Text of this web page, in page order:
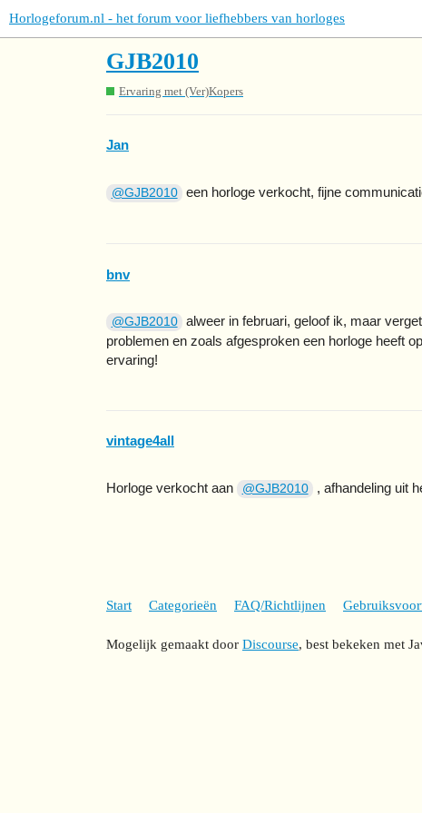
Horlogeforum.nl - het forum voor liefhebbers van horloges
GJB2010
Ervaring met (Ver)Kopers
Jan
@GJB2010 een horloge verkocht, fijne
bnv
@GJB2010 alweer in februari, geloof ik, maar
problemen en zoals afgesproken een horloge heeft
ervaring!
vintage4all
Horloge verkocht aan @GJB2010 , afhandeling uit
Start Categorieën FAQ/Richtlijnen
Mogelijk gemaakt door Discourse, best bekeken met